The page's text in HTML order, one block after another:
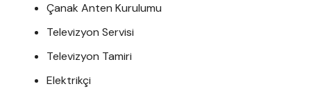
Çanak Anten Kurulumu
Televizyon Servisi
Televizyon Tamiri
Elektrikçi